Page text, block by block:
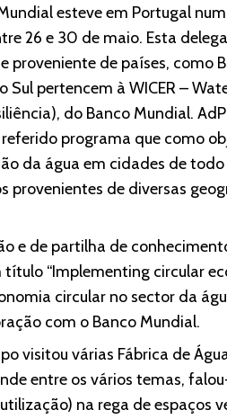
esteve em Portugal
26 e 30 de maio. Esta
proveniente de países, como
Sul pertencem à WICER –
do Banco Mundial.
programa que como
da água em cidades de
provenientes de diversas
e de partilha de
“Implementing circular
circular no sector da
com o Banco Mundial.
visitou várias Fábrica de
entre os vários temas,
na rega de espaços